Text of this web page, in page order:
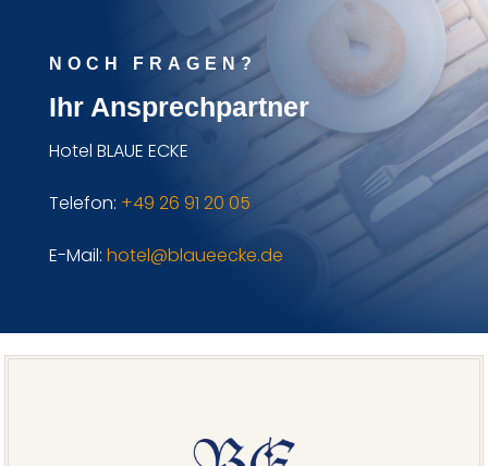
NOCH FRAGEN?
Ihr Ansprechpartner
Hotel BLAUE ECKE
Telefon: +49 26 91 20 05
E-Mail: hotel@blaueecke.de